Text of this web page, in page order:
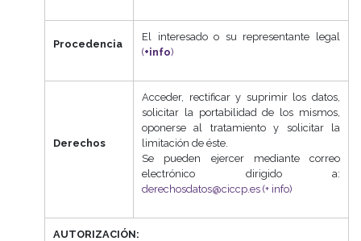
Procedencia
El interesado o su representante legal
(+info)
Derechos
Acceder, rectificar y suprimir los datos,
solicitar la portabilidad de los mismos,
oponerse al tratamiento y solicitar la
limitación de éste.
Se pueden ejercer mediante correo
electrónico dirigido a:
derechosdatos@ciccp.es (+ info)
AUTORIZACIÓN: